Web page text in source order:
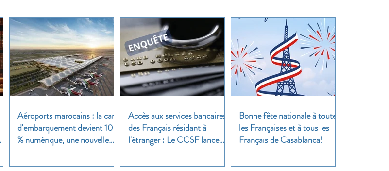
Aéroports marocains : la carte
d'embarquement devient 100
% numérique, une nouvelle
du transport aérien
Accès aux services bancaires
des Français résidant à
l'étranger : Le CCSF lance
Bonne fête nationale à toutes
les Françaises et à tous les
Français de Casablanca!